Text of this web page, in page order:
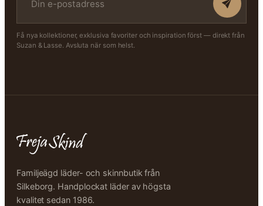
Få nya kollektioner, exklusiva favoriter och inspiration först — direkt från
Suzan & Lasse. Avsluta när som helst.
Familjeägd läder- och skinnbutik från
Silkeborg. Handplockat läder av högsta
kvalitet sedan 1986.